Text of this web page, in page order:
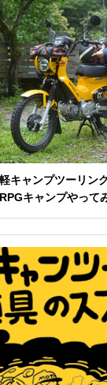
キャンプツーリン
キャンプやって